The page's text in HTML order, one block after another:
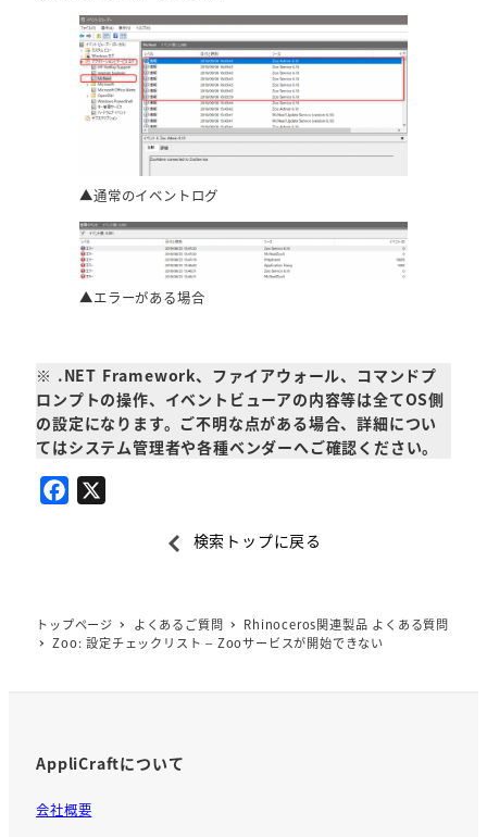
▲通常のイベントログ
▲エラーがある場合
※ .NET Framework、ファイアウォール、コマンドプ
ロンプトの操作、イベントビューアの内容等は全てOS側
の設定になります。ご不明な点がある場合、詳細につい
てはシステム管理者や各種ベンダーへご確認ください。
o
検索トップに戻る
トップページ よくあるご質問
Rhinoceros関連製品 よくある質問
Zoo: 設定チェックリスト – Zooサービスが開始できない
AppliCraftについて
会社概要